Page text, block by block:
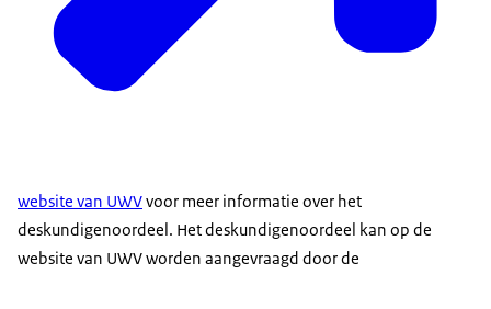
website van UWVvoor meer informatie over het
deskundigenoordeel. Het deskundigenoordeel kan op de
website van UWV worden aangevraagd door de